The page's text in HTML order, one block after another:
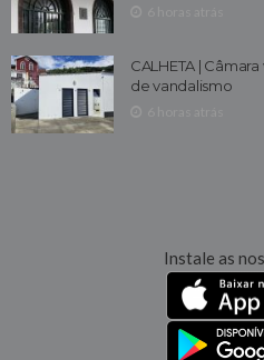
CALHETA |
de vandalismo
Instale as